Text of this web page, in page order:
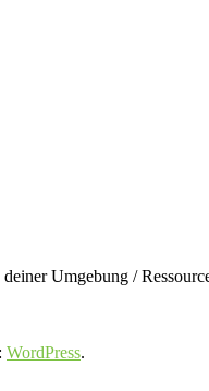
Umgebung /
WordPress.